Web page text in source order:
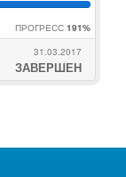
ПРОГРЕСС 191%
31.03.2017
ЗАВЕРШЕН